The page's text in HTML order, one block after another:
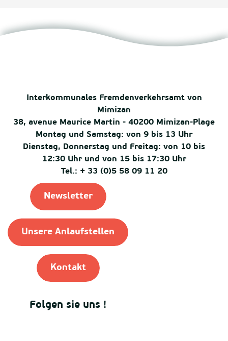
Interkommunales Fremdenverkehrsamt von
Mimizan
38, avenue Maurice Martin - 40200 Mimizan-Plage
Montag und Samstag: von 9 bis 13 Uhr
Dienstag, Donnerstag und Freitag: von 10 bis
12:30 Uhr und von 15 bis 17:30 Uhr
Tel.: + 33 (0)5 58 09 11 20
Newsletter
Unsere Anlaufstellen
Kontakt
Folgen sie uns !